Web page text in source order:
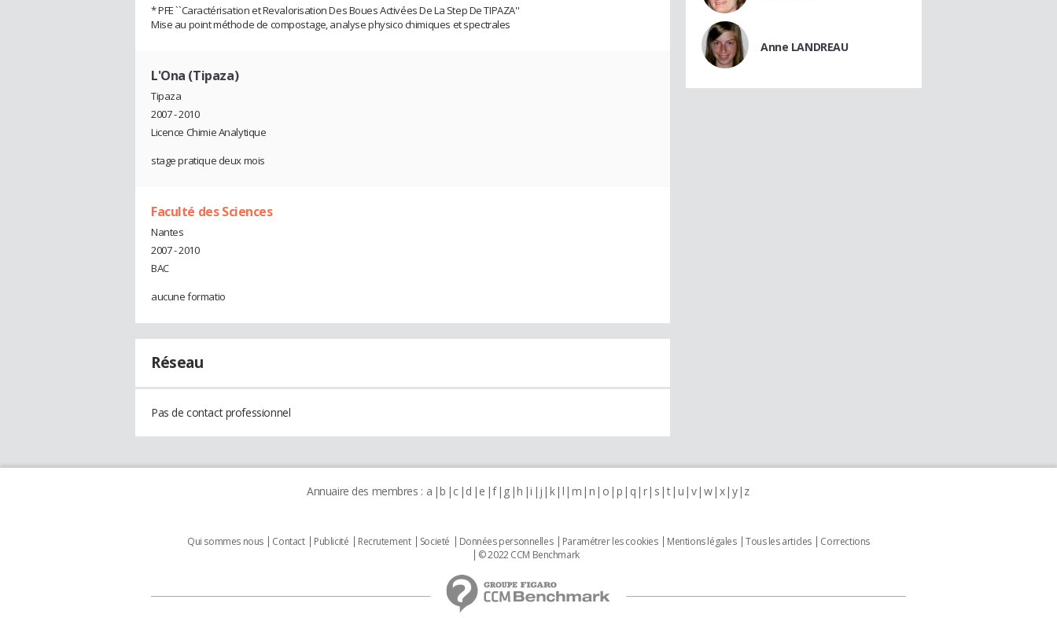
* PFE ``Caractérisation et Revalorisation Des Boues Activées De La Step De TIPAZA''
Mise au point méthode de compostage, analyse physico chimiques et spectrales
L'Ona (Tipaza)
Tipaza
2007 - 2010
Licence Chimie Analytique
stage pratique deux mois
Faculté des Sciences
Nantes
2007 - 2010
BAC
aucune formatio
Réseau
Pas de contact professionnel
Anne LANDREAU
Annuaire des membres : a b c d e f g h i j k l m n o p q r s t u v w x y z
Qui sommes nous Contact Publicité Recrutement Societé Données personnelles Paramétrer les cookies Mentions légales Tous les articles
Corrections
© 2022 CCM Benchmark